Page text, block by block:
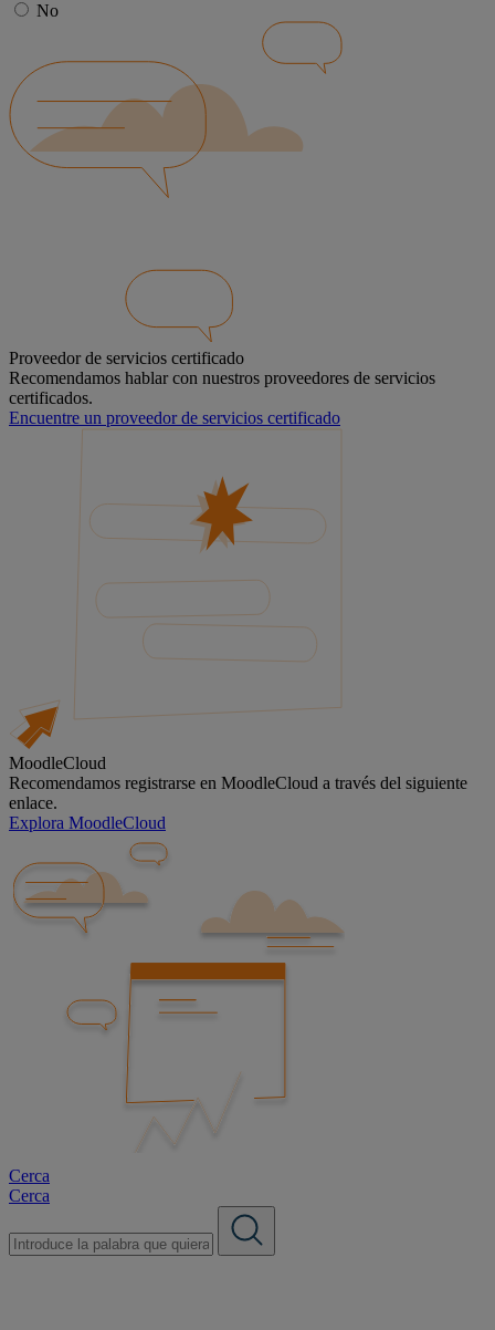
No
Proveedor de servicios certificado
Recomendamos hablar con nuestros proveedores de servicios
certificados.
Encuentre un proveedor de servicios certificado
MoodleCloud
Recomendamos registrarse en MoodleCloud a través del siguiente
enlace.
Explora MoodleCloud
Cerca
Cerca